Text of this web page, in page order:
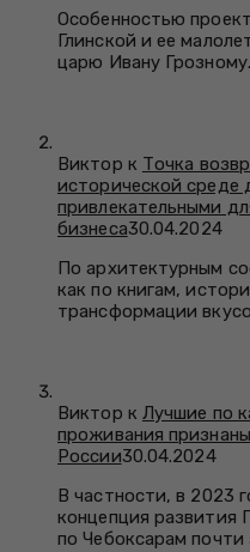
Особенностью
Глинской и ее
царю Ивану Грозному.
Виктор к Точка
исторической среде
привлекательными
бизнеса30.04.2024
По архитектурным
как по книгам,
трансформации
Виктор к Лучшие по
проживания
России30.04.2024
В частности, в 2023
концепция развития
по Чебоксарам почти